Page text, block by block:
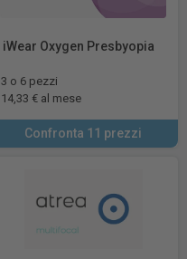
iWear Oxygen Presbyopia
3 o 6 pezzi
14,33 € al mese
Confronta 11 prezzi